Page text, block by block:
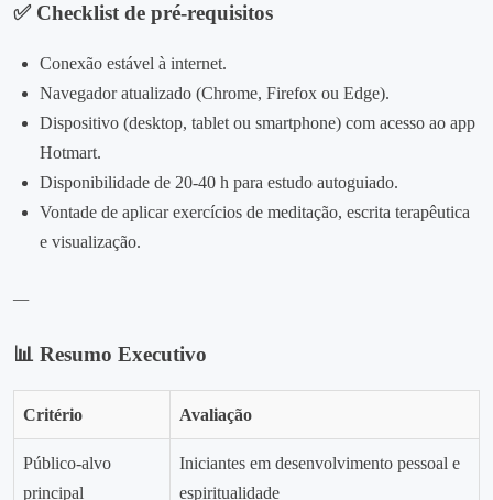
✅ Checklist de pré‑requisitos
Conexão estável à internet.
Navegador atualizado (Chrome, Firefox ou Edge).
Dispositivo (desktop, tablet ou smartphone) com acesso ao app
Hotmart.
Disponibilidade de 20‑40 h para estudo autoguiado.
Vontade de aplicar exercícios de meditação, escrita terapêutica
e visualização.
—
📊 Resumo Executivo
Critério Avaliação
Público‑alvo
principal
Iniciantes em desenvolvimento pessoal e
espiritualidade